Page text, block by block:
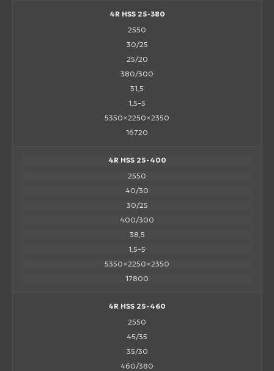
4R HSS 25-380
2550
30/25
25/20
380/300
31,5
1,5–5
5350×2250×2350
16720
4R HSS 25-400
2550
40/30
30/25
400/300
38,5
1,5–5
5350×2250×2350
17800
4R HSS 25-460
2550
45/35
35/30
460/380